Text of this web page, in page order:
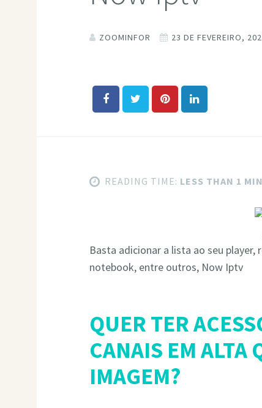
ZOOMINFOR 23 DE FEVEREIRO,
READING TIME: LESS THAN 1
Basta adicionar a lista ao seu
notebook, entre outros, Now Iptv
QUER TER
CANAIS EM ALTA
IMAGEM?